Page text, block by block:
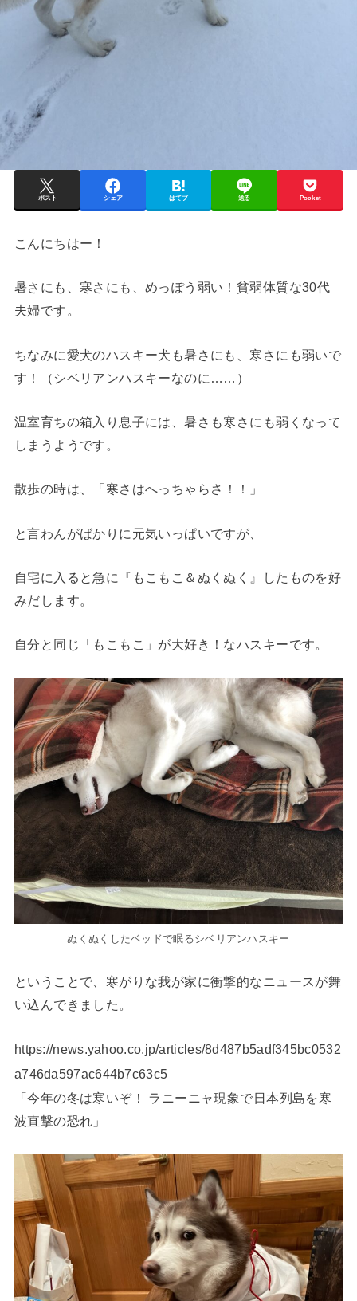
ポスト シェア はてブ 送る Pocket
こんにちはー！
暑さにも、寒さにも、めっぽう弱い！貧弱体質な30代
夫婦です。
ちなみに愛犬のハスキー犬も暑さにも、寒さにも弱いで
す！（シベリアンハスキーなのに……）
温室育ちの箱入り息子には、暑さも寒さにも弱くなって
しまうようです。
散歩の時は、 「寒さはへっちゃらさ！！」
と言わんがばかりに元気いっぱいですが、
自宅に入ると急に 『もこもこ＆ぬくぬく』
したものを好
みだします。
自分と同じ「もこもこ」が大好き！なハスキーです。
ぬくぬくしたベッドで眠るシベリアンハスキー
ということで、寒がりな我が家に衝撃的なニュースが舞
い込んできました。
https://news.yahoo.co.jp/articles/8d487b5adf345bc0532
a746da597ac644b7c63c5
「今年の冬は寒いぞ！ ラニーニャ現象で日本列島を寒
波直撃の恐れ」